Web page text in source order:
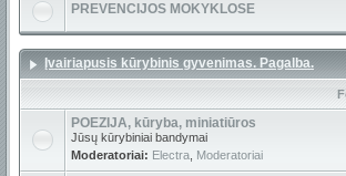
PREVENCIJOS MOKYKLOSE
Įvairiapusis kūrybinis gyvenimas. Pagalba.
POEZIJA, kūryba, miniatiūros
Jūsų kūrybiniai bandymai
Moderatoriai: Electra Moderatoriai